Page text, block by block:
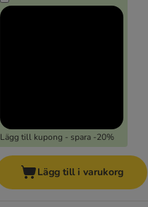
Lägg till kupong - spara -20%
Lägg till i varukorg